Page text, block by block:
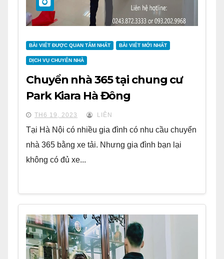
BÀI VIẾT ĐƯỢC QUAN TÂM NHẤT BÀI VIẾT MỚI NHẤT
DỊCH VỤ CHUYỂN NHÀ
Chuyển nhà 365 tại chung cư
Park Kiara Hà Đông
TH6 19, 2023 LIÊN
Tại Hà Nội có nhiều gia đình có nhu cầu chuyển
nhà 365 bằng xe tải. Nhưng gia đình bạn lại
không có đủ xe...